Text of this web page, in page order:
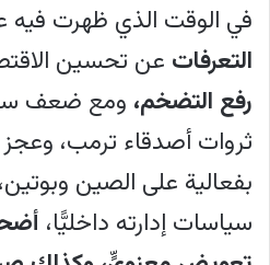
في الوقت الذي ظهرت فيه
التعرفات عن تحسين
رفع التضخم، ومع ضعف
ثروات أصدقاء ترمب،
بفعالية على الصين
سياسات إدارته داخليًّا،